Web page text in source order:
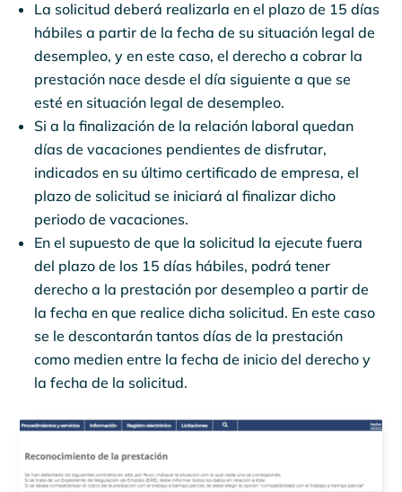
La solicitud deberá realizarla en el plazo de 15 días
hábiles a partir de la fecha de su situación legal de
desempleo, y en este caso, el derecho a cobrar la
prestación nace desde el día siguiente a que se
esté en situación legal de desempleo.
Si a la finalización de la relación laboral quedan
días de vacaciones pendientes de disfrutar,
indicados en su último certificado de empresa, el
plazo de solicitud se iniciará al finalizar dicho
periodo de vacaciones.
En el supuesto de que la solicitud la ejecute fuera
del plazo de los 15 días hábiles, podrá tener
derecho a la prestación por desempleo a partir de
la fecha en que realice dicha solicitud. En este caso
se le descontarán tantos días de la prestación
como medien entre la fecha de inicio del derecho y
la fecha de la solicitud.